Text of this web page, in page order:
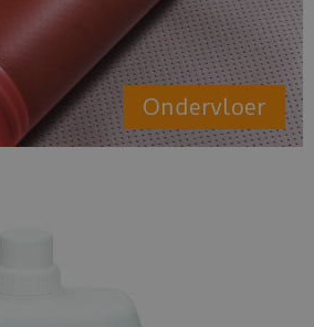
Ondervloer